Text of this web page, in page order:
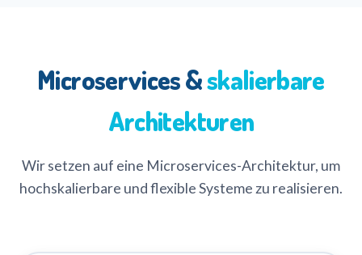
Microservices &skalierbare
Architekturen
Wir setzen auf eine Microservices-Architektur, um
hochskalierbare und flexible Systeme zu realisieren.